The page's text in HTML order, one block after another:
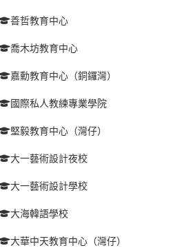
善哲教育中心
喬木坊教育中心
嘉勳教育中心（銅鑼灣）
國際私人教練專業學院
堅毅教育中心（灣仔）
大一藝術設計夜校
大一藝術設計學校
大海韓語學校
大華中天教育中心（灣仔）